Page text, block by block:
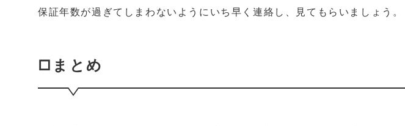
保証年数が過ぎてしまわないようにいち早く連絡し、見てもらいましょう。
□まとめ